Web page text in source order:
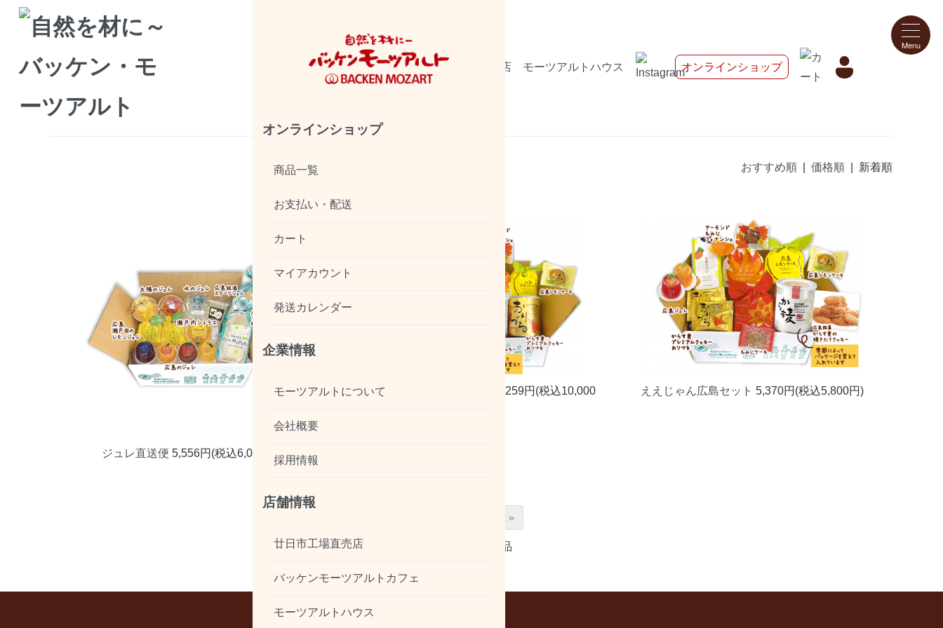
会社概要 店舗情報 廿日市工場直売店 モーツアルトハウス オンラインショップ
オンラインショップ
商品一覧
お支払い・配送
カート
マイアカウント
発送カレンダー
企業情報
モーツアルトについて
会社概要
採用情報
店舗情報
廿日市工場直売店
バッケンモーツアルトカフェ
モーツアルトハウス
ホーム > 《送料込》工場直送便 広島のおいしさ発送します
《送料込》工場直送便 広島のおいしさ発送します
おすすめ順 価格順 | 新着順
ジュレ直送便 5,556円(税込6,000円)
ええじゃん広島セット（大）
9,259円(税込10,000
ええじゃん広島セット 5,370円(税込5,800円)
Next »
商品